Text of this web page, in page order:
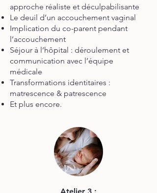
approche réaliste et déculpabilisante
Le deuil d’un accouchement vaginal
Implication du co-parent pendant
l’accouchement
Séjour à l’hôpital : déroulement et
communication avec l’équipe
médicale
Transformations identitaires :
matrescence & patrescence
Et plus encore.